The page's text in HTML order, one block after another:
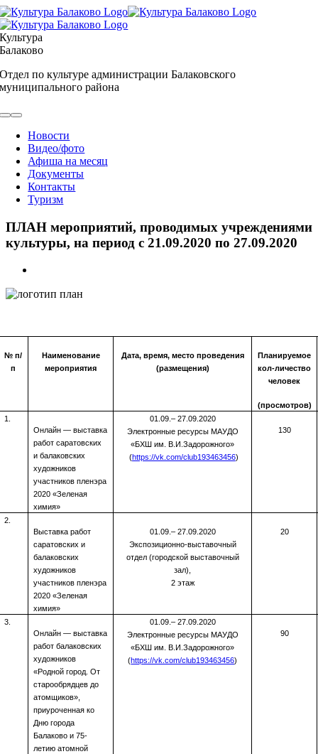
Skip
to
content
Культура
Балаково
Отдел по культуре администрации Балаковского
муниципального района
Toggle
NavigationНовости
Видео/фото
Афиша на месяц
Документы
Контакты
Туризм
ПЛАН мероприятий, проводимых учреждениями
культуры, на период с 21.09.2020 по 27.09.2020
Image
№ п/
п
Наименование
мероприятия
Дата, время, место проведения
(размещения)
Планируемое
кол-личество
человек
(просмотров)
1.
Онлайн — выставка
работ саратовских
и балаковских
художников
участников пленэра
2020 «Зеленая
химия»
01.09.– 27.09.2020
Электронные ресурсы МАУДО
«БХШ им. В.И.Задорожного»
(https://vk.com/club193463456)
130
2.
Выставка работ
саратовских и
балаковских
художников
участников пленэра
2020 «Зеленая
химия»
01.09.– 27.09.2020
Экспозиционно-выставочный
отдел (городской выставочный
зал),
2 этаж
20
3.
Онлайн — выставка
работ балаковских
художников
«Родной город. От
старообрядцев до
атомщиков»,
приуроченная ко
Дню города
Балаково и 75-
летию атомной
01.09.– 27.09.2020
Электронные ресурсы МАУДО
«БХШ им. В.И.Задорожного»
(https://vk.com/club193463456)
90